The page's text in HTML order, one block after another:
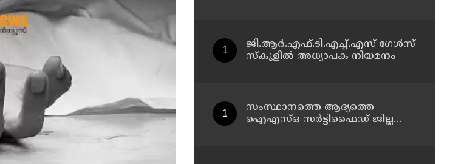
ജി.ആർ.എഫ്.ടി.എച്ച്.എസ് ഗേൾസ്
സ്‌കൂളിൽ അധ്യാപക നിയമനം
സംസ്ഥാനത്തെ ആദ്യത്തെ
ഐഎസ്ഒ സർട്ടിഫൈഡ് ജില്ല